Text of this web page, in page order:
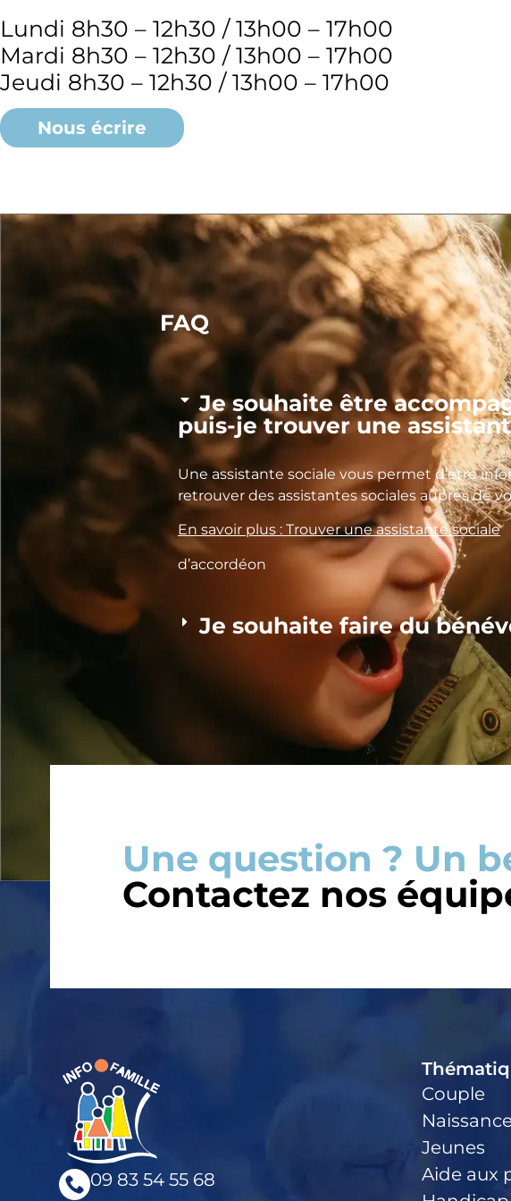
Lundi 8h30 – 12h30 / 13h00 – 17h00
Mardi 8h30 – 12h30 / 13h00 – 17h00
Jeudi 8h30 – 12h30 / 13h00 – 17h00
Nous écrire
FAQ
Je souhaite être
puis-je trouver une
Une assistante sociale vous permet d’être
retrouver des assistantes sociales auprès de
En savoir plus : Trouver une assistante sociale
d’accordéon
Je souhaite faire du
Une question ? Un
Contactez nos
09 83 54 55 68
Couple
Jeunes
Aide aux